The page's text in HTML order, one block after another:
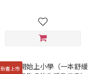
新書上市